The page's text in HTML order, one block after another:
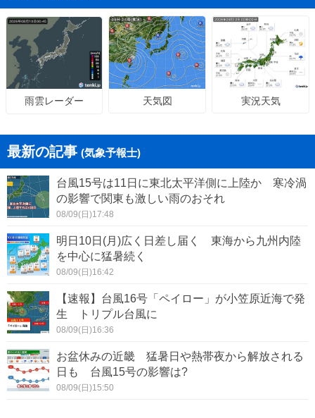
雨雲レーダー 天気図 実況天気
最新の記事 (気象予報士)
台風15号は11日に東北太平洋側に上陸か 寒冷渦
の影響で関東も激しい雨のおそれ
08/09(日)17:48
明日10日(月)広く日差し届く 東海から九州内陸
を中心に猛暑続く
08/09(日)16:42
【速報】台風16号「ペイロー」が小笠原近海で発
生 トリプル台風に
08/09(日)16:36
お盆休みの近畿 猛暑日や熱帯夜から解放される
日も 台風15号の影響は?
08/09(日)15:50